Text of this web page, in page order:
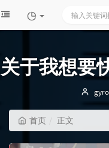
关于我想要
博
主：
首页 正文